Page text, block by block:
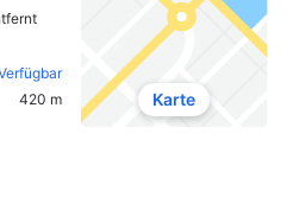
420 m
Karte